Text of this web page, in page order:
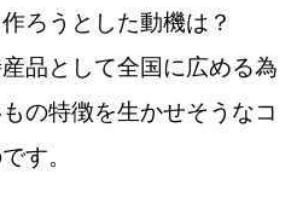
ろうとした動機は？
品として全国に広める為
の特徴を生かせそうなコ
す。